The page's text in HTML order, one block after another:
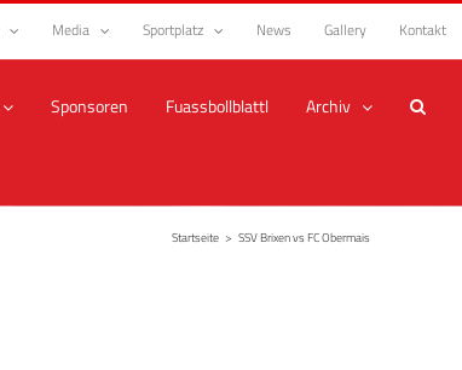
Media Sportplatz News Gallery Kontakt
Sponsoren Fuassbollblattl Archiv
Startseite > SSV Brixen vs FC Obermais